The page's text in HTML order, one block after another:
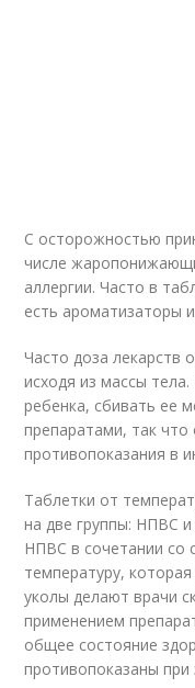
С осторожностью
числе
аллергии. Часто в
есть ароматизаторы
Часто доза лекарств
исходя из массы
ребенка, сбивать ее
препаратами, так
противопоказания в
Таблетки от
на две группы: НПВС
НПВС в сочетании со
температуру,
уколы делают врачи
применением
общее состояние
противопоказаны